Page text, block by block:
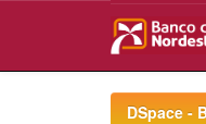
DSpace -